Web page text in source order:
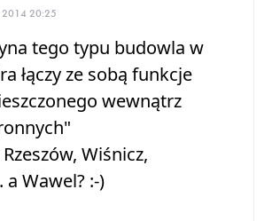
20:25
tego typu budowla w
łączy ze sobą funkcje
wewnątrz
Wiśnicz,
a Wawel? :-)